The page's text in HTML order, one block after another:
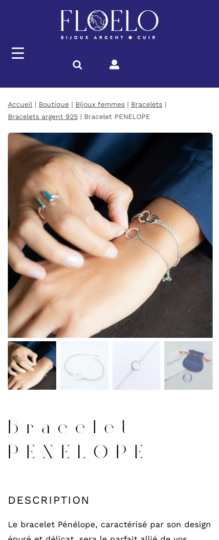
Accueil Boutique Bijoux femmes
Bracelets
Bracelets argent 925
Bracelet PENELOPE
Bracelet
PENELOPE
DESCRIPTION
Le bracelet Pénélope, caractérisé par son design